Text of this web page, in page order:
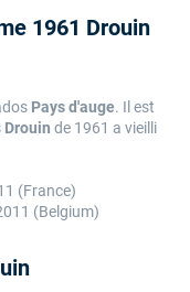
1961 Drouin
Pays d'auge. Il est
Drouin de 1961 a vieilli
(France)
(Belgium)